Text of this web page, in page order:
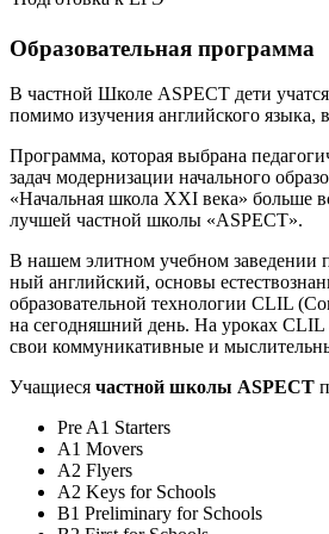
Образовательная программа
В частной Школе ASPECT дети
помимо изучения английского языка,
Программа, которая выбрана
задач модернизации начального
«Начальная школа XXI века» больше
лучшей частной школы «ASPECT».
В нашем элитном учебном заведении
ный англий­ский, основы
образовательной технологии CLIL
на сегодняшний день. На уроках CLIL
свои коммуникативные и
Учащиеся частной школы ASPECT
Pre A1 Starters
A1 Movers
A2 Flyers
A2 Keys for Schools
B1 Preliminary for Schools